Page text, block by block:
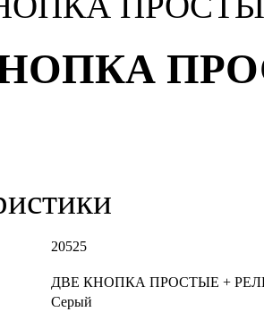
20525
ДВЕ КНОПКА ПРОСТЫЕ +
Серый